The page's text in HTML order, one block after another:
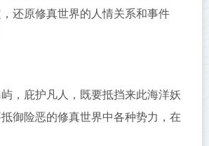
还原修真世界的人情关系和事件
，庇护凡人，既要抵挡来此海洋妖
御险恶的修真世界中各种势力，在